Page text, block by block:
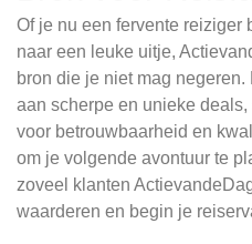
Of je nu een fervente reiziger
naar een leuke uitje,
bron die je niet mag
aan scherpe en unieke
voor betrouwbaarheid en
om je volgende avontuur te
zoveel klanten
waarderen en begin je